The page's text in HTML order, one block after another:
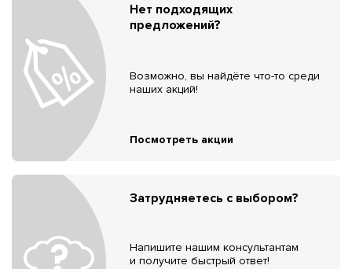
Нет подходящих
предложений?
Возможно, вы найдёте что-то среди
наших акций!
Посмотреть акции
Затрудняетесь с выбором?
Напишите нашим консультантам
и получите быстрый ответ!